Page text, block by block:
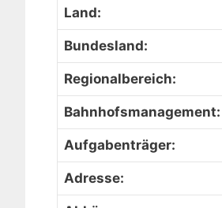
Land:
Bundesland:
Regionalbereich:
Bahnhofsmanagement:
Aufgabenträger:
Adresse: